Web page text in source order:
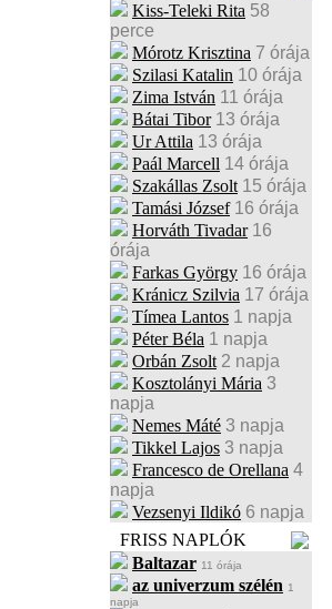
Kiss-Teleki Rita 58
perce
Mórotz Krisztina 7 órája
Szilasi Katalin 10 órája
Zima István 11 órája
Bátai Tibor 13 órája
Ur Attila 13 órája
Paál Marcell 14 órája
Szakállas Zsolt 15 órája
Tamási József 16 órája
Horváth Tivadar 16
órája
Farkas György 16 órája
Kránicz Szilvia 17 órája
Tímea Lantos 1 napja
Péter Béla 1 napja
Orbán Zsolt 2 napja
Kosztolányi Mária 3
napja
Nemes Máté 3 napja
Tikkel Lajos 3 napja
Francesco de Orellana 4
napja
Vezsenyi Ildikó 6 napja
FRISS NAPLÓK
Baltazar 11 órája
az univerzum szélén 1
napja